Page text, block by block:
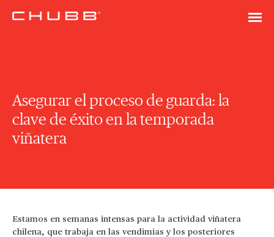
Asegurar el proceso de guarda: la
clave de éxito en la temporada
viñatera
Estamos en semanas intensas para la actividad viñatera
chilena, que trabaja en las vendimias y los posteriores